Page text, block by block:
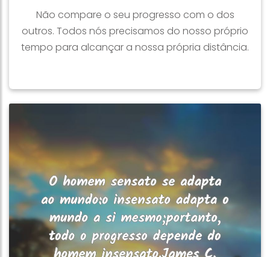
Não compare o seu progresso com o dos
outros. Todos nós precisamos do nosso próprio
tempo para alcançar a nossa própria distância.